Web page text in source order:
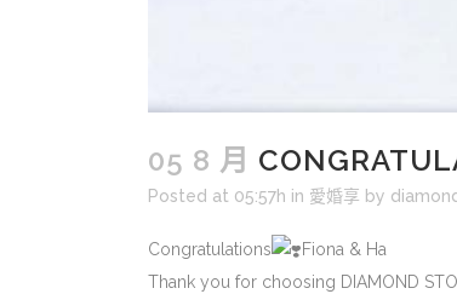
05 8 月
Posted at 05:57h in 愛婚享 by
Congratulations
Fiona & Ha
Thank you for choosing DIAMOND